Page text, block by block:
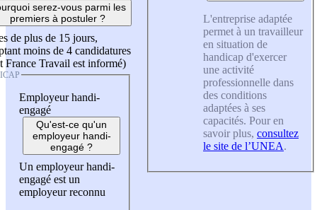
serez-vous parmi les
premiers à postuler ?
de plus de 15 jours,
moins de 4 candidatures
France Travail est informé)
Employeur handi-
engagé
Qu'est-ce qu'un
employeur handi-
engagé ?
Un employeur handi-
engagé est un
employeur reconnu
L'entreprise adaptée
permet à un travailleur
en situation de
handicap d'exercer
une activité
professionnelle dans
des conditions
adaptées à ses
capacités. Pour en
savoir plus, consultez
le site de l’UNEA.